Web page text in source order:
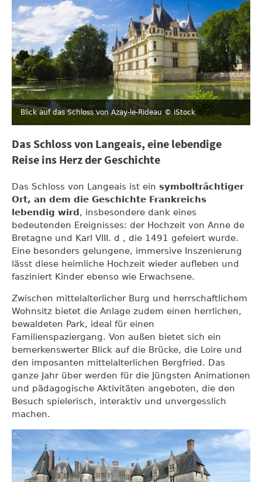
Blick auf das Schloss von Azay-le-Rideau © iStock
Das Schloss von Langeais, eine lebendige
Reise ins Herz der Geschichte
Das Schloss von Langeais ist ein symbolträchtiger
Ort, an dem die Geschichte Frankreichs
lebendig wird, insbesondere dank eines
bedeutenden Ereignisses: der Hochzeit von Anne de
Bretagne und Karl VIII. d , die 1491 gefeiert wurde.
Eine besonders gelungene, immersive Inszenierung
lässt diese heimliche Hochzeit wieder aufleben und
fasziniert Kinder ebenso wie Erwachsene.
Zwischen mittelalterlicher Burg und herrschaftlichem
Wohnsitz bietet die Anlage zudem einen herrlichen,
bewaldeten Park, ideal für einen
Familienspaziergang. Von außen bietet sich ein
bemerkenswerter Blick auf die Brücke, die Loire und
den imposanten mittelalterlichen Bergfried. Das
ganze Jahr über werden für die Jüngsten Animationen
und pädagogische Aktivitäten angeboten, die den
Besuch spielerisch, interaktiv und unvergesslich
machen.